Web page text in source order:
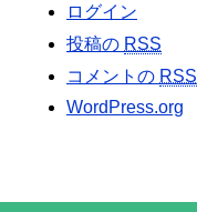
ログイン
投稿の RSS
コメントの RSS
WordPress.org